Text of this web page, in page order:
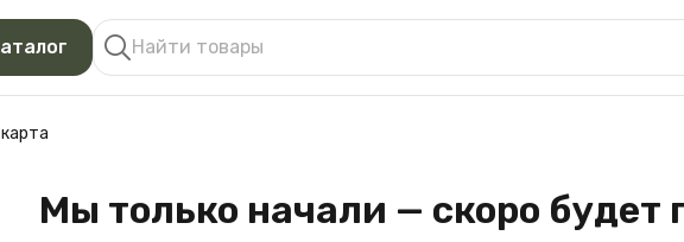
Мы только начали — скоро будет